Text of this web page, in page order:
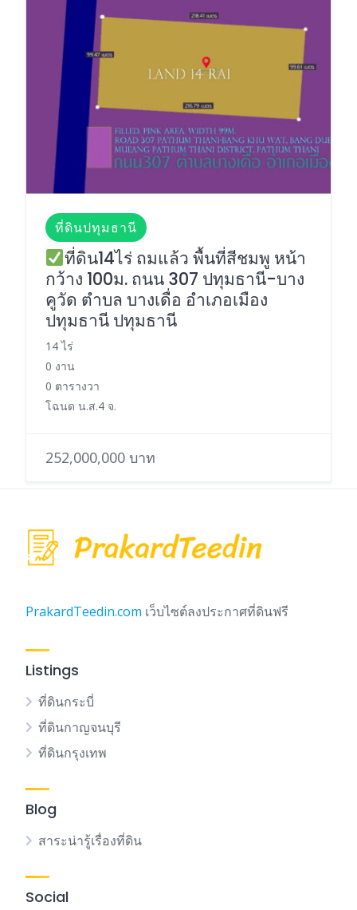
ที่ดินปทุมธานี
ที่ดิน14ไร่ ถมแล้ว พื้นที่สีชมพู หน้า
กว้าง 100ม. ถนน 307 ปทุมธานี-บาง
คูวัด ตำบล บางเดื่อ อำเภอเมือง
ปทุมธานี ปทุมธานี
14 ไร่
0 งาน
0 ตารางวา
โฉนด น.ส.4 จ.
252,000,000 บาท
PrakardTeedin.com เว็บไซต์ลงประกาศที่ดินฟรี
Listings
ที่ดินกระบี่
ที่ดินกาญจนบุรี
ที่ดินกรุงเทพ
Blog
สาระน่ารู้เรื่องที่ดิน
Social